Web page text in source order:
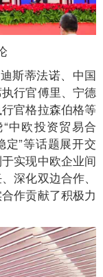
斯蒂法诺、中国
行官傅里、宁德
官格拉森伯格等
中欧投资贸易合
定”等话题展开交
实现中欧企业间
深化双边合作、
作贡献了积极力